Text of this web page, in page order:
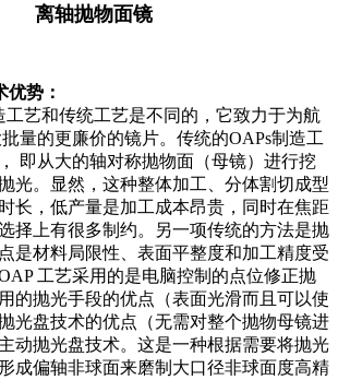
离轴抛物面镜
势：
艺和传统工艺是不同的，它致力于为航
量的更廉价的镜片。传统的OAPs制造工
即从大的轴对称抛物面（母镜）进行挖
光。显然，这种整体加工、分体割切成型
长，低产量是加工成本昂贵，同时在焦距
择上有很多制约。另一项传统的方法是抛
是材料局限性、表面平整度和加工精度受
工艺采用的是电脑控制的点位修正抛
的抛光手段的优点（表面光滑而且可以使
光盘技术的优点（无需对整个抛物母镜进
动抛光盘技术。这是一种根据需要将抛光
成偏轴非球面来磨制大口径非球面度高精